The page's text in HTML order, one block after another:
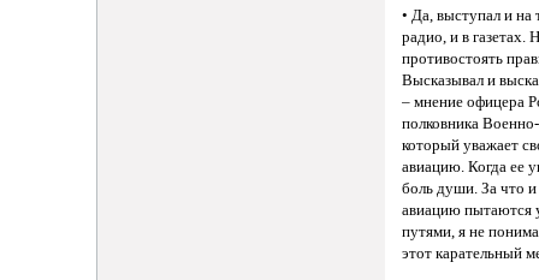
• Да, выступал и на
радио, и в газетах.
противостоять
Высказывал и
– мнение офицера
полковника
который уважает
авиацию. Когда ее
боль души. За что
авиацию пытаются
путями, я не
этот карательный